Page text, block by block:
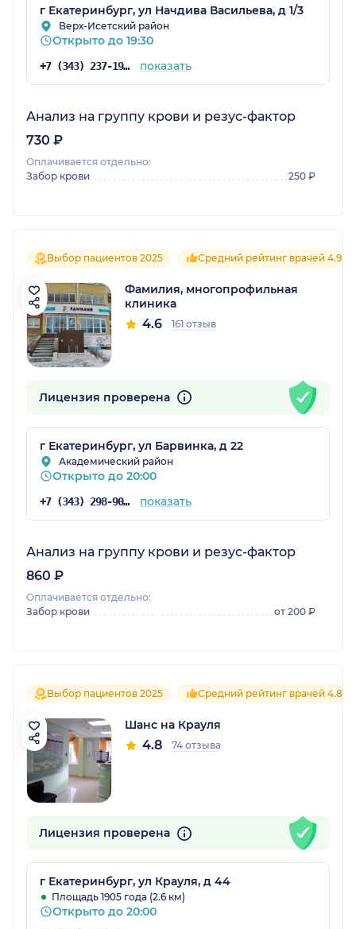
г Екатеринбург, ул Начдива Васильева, д 1/3
Верх-Исетский район
Открыто до 19:30
+7 (343) 237-19-99 показать
Анализ на группу крови и резус-фактор
730 ₽
Оплачивается отдельно:
Забор крови
250 ₽
Выбор пациентов 2025 Средний рейтинг врачей 4.9
Фамилия, многопрофильная
клиника
4.6 161 отзыв
Лицензия проверена
г Екатеринбург, ул Барвинка, д 22
Академический район
Открыто до 20:00
+7 (343) 298-90-00 показать
Анализ на группу крови и резус-фактор
860 ₽
Оплачивается отдельно:
Забор крови
от 200 ₽
Выбор пациентов 2025 Средний рейтинг врачей 4.8
Шанс на Крауля
4.8 74 отзыва
Лицензия проверена
г Екатеринбург, ул Крауля, д 44
Площадь 1905 года (2.6 км)
Открыто до 20:00